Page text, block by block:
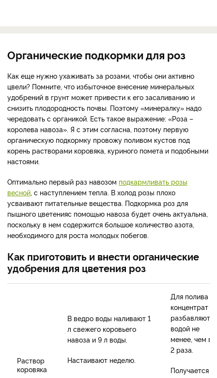
Органические подкормки для роз
Как еще нужно ухаживать за розами, чтобы они активно
цвели? Помните, что избыточное внесение минеральных
удобрений в грунт может привести к его засаливанию и
снизить плодородность почвы. Поэтому «минералку» надо
чередовать с органикой. Есть такое выражение: «Роза –
королева навоза». Я с этим согласна, поэтому первую
органическую подкормку провожу поливом кустов под
корень растворами коровяка, куриного помета и подобными
настоями.
Оптимально первый раз навозом подкармливать розы
весной, с наступлением тепла. В холод розы плохо
усваивают питательные вещества. Подкормка роз для
пышного цветенияс помощью навоза будет очень актуальна,
поскольку в нем содержится большое количество азота,
необходимого для роста молодых побегов.
Как приготовить и внести органические
удобрения для цветения роз
Раствор
коровяка
В ведро воды наливают 1
л свежего коровьего
навоза и 9 л воды.
Настаивают неделю.
Для полива
концентрат
разбавляют
водой не
менее, чем в
2 раза.
Получается